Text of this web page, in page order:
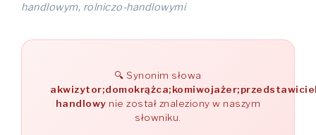
handlowym, rolniczo-handlowymi
Synonim słowa
handlowy nie został znaleziony w naszym
słowniku.